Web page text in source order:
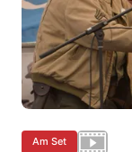
Am Set